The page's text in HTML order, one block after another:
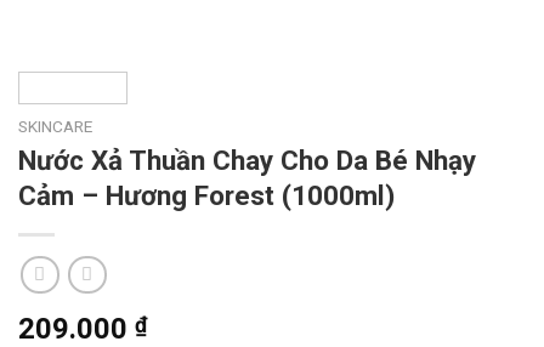
SKINCARE
Nước Xả Thuần Chay Cho Da Bé Nhạy
Cảm – Hương Forest (1000ml)
209.000 ₫